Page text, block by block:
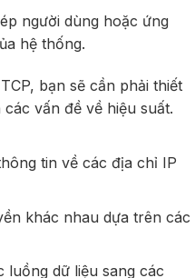
người dùng hoặc ứng
hệ thống.
bạn sẽ cần phải thiết
vấn đề về hiệu suất.
tin về các địa chỉ IP
khác nhau dựa trên các
luồng dữ liệu sang các